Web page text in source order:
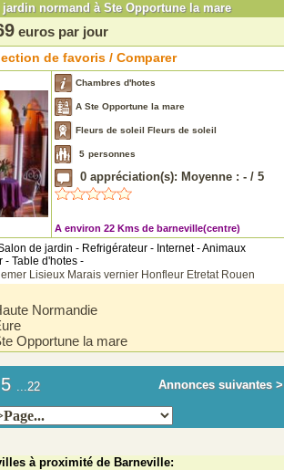
normand à Ste Opportune la mare
euros par jour
de favoris / Comparer
Chambres d'hotes
A Ste Opportune la mare
Fleurs de soleil Fleurs de soleil
5 personnes
0 appréciation(s): Moyenne : - / 5
A environ 22 Kms de barneville(centre)
de jardin - Refrigérateur - Internet - Animaux
- Table d'hotes -
Lisieux Marais vernier Honfleur Etretat Rouen
Normandie
Opportune la mare
5 ...22 Annonces suivantes >
à proximité de Barneville: